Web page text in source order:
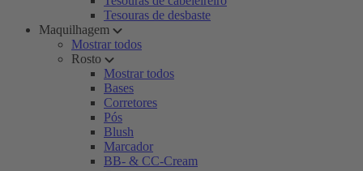
Tesouras de desbaste
Maquilhagem
Mostrar todos
Rosto
Mostrar todos
Bases
Corretores
Pós
Blush
Marcador
BB- & CC-Cream